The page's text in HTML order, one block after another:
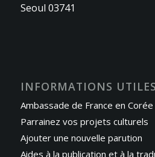
Seoul 03741
INFORMATIONS UTILES
Ambassade de France en Corée
Parrainez vos projets culturels
Ajouter une nouvelle parution
Aides à la publication et à la